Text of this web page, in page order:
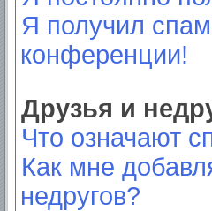
Я получил спам
конференции!
Друзья и
Что означают
Как мне
недругов?